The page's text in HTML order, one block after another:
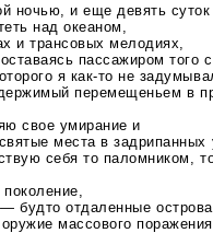
ночью, и еще девять
над океаном,
и трансовых мелодиях,
пассажиром того
я как-то не
перемещеньем в
свое умирание и
места в
себя то паломником,
массового